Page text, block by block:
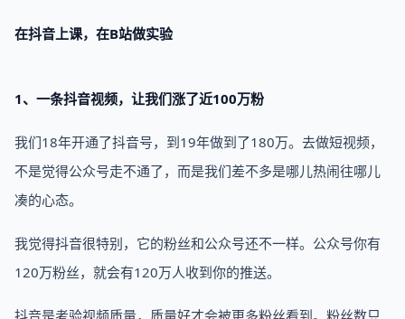
在抖音上课，在B站做实验
1、一条抖音视频，让我们涨了近100万粉
我们18年开通了抖音号，到19年做到了180万。去做短视频，
不是觉得公众号走不通了，而是我们差不多是哪儿热闹往哪儿
凑的心态。
我觉得抖音很特别，它的粉丝和公众号还不一样。公众号你有
120万粉丝，就会有120万人收到你的推送。
抖音是考验视频质量，质量好才会被更多粉丝看到。粉丝数只